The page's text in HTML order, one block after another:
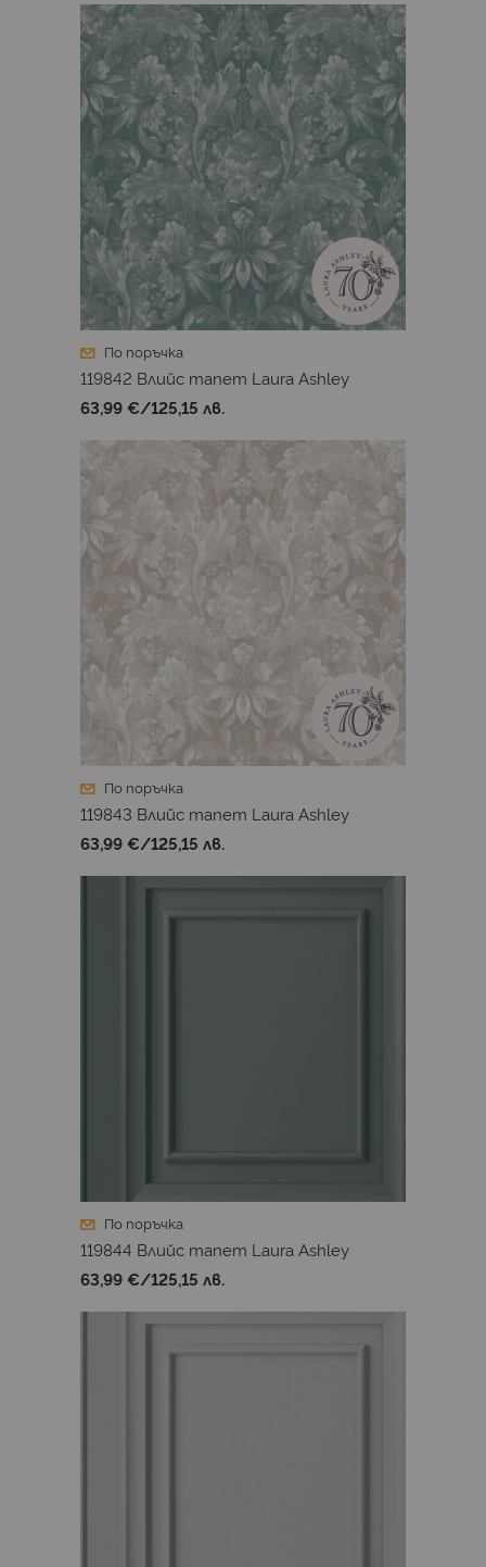
По поръчка
119842 Влийс тапет Laura Ashley
63,99 €/125,15 лв.
По поръчка
119843 Влийс тапет Laura Ashley
63,99 €/125,15 лв.
По поръчка
119844 Влийс тапет Laura Ashley
63,99 €/125,15 лв.